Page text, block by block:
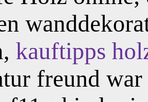
kauftipps
freund